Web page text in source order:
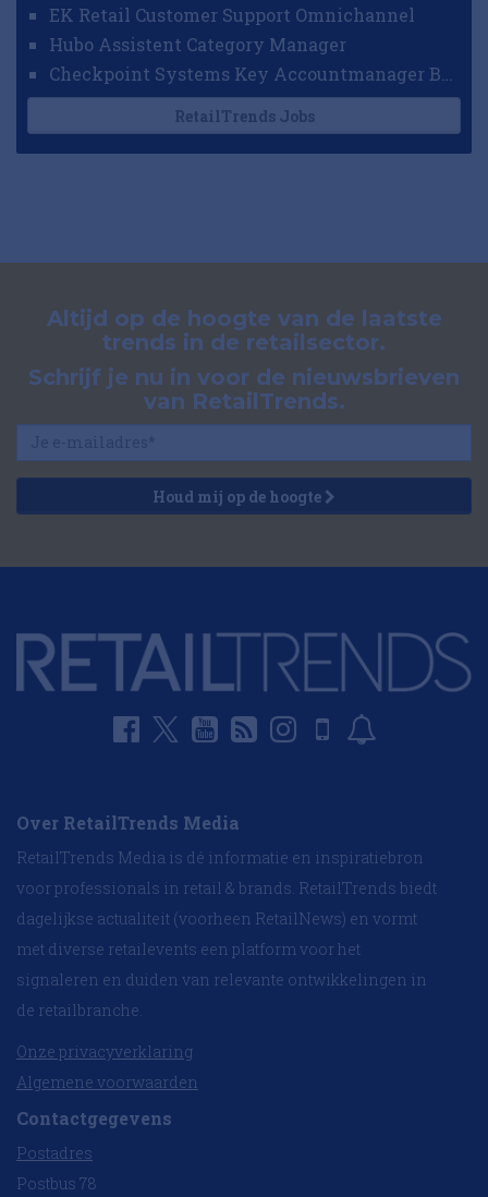
EK Retail Customer Support Omnichannel
Hubo Assistent Category Manager
RetailTrends Jobs
Altijd op de hoogte van de laatste
trends in de retailsector.
Schrijf je nu in voor de nieuwsbrieven
van RetailTrends.
Houd mij op de hoogte
Over RetailTrends Media
RetailTrends Media is dé informatie en inspiratiebron
voor professionals in retail & brands. RetailTrends biedt
dagelijkse actualiteit (voorheen RetailNews) en vormt
met diverse retailevents een platform voor het
signaleren en duiden van relevante ontwikkelingen in
de retailbranche.
Onze privacyverklaring
Algemene voorwaarden
Contactgegevens
Postadres
Postbus 78